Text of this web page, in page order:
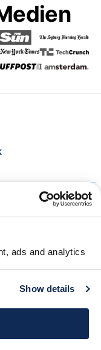
ads and analytics
Show details